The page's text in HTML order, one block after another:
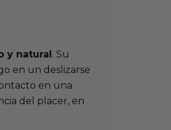
y natural. Su
en un deslizarse
en una
del placer, en